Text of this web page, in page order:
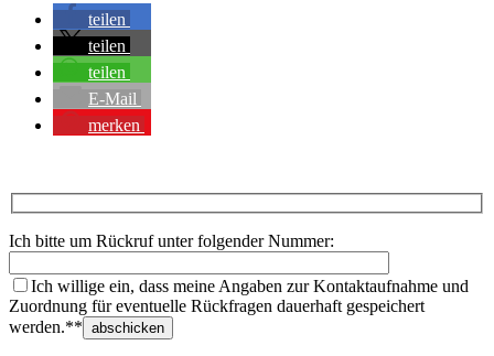
teilen
teilen
teilen
E-Mail
merken
Ich bitte um Rückruf unter folgender Nummer:
Ich willige ein, dass meine Angaben zur Kontaktaufnahme und
Zuordnung für eventuelle Rückfragen dauerhaft gespeichert
werden.**